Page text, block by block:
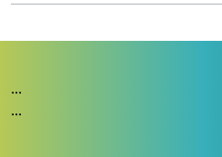
...
...